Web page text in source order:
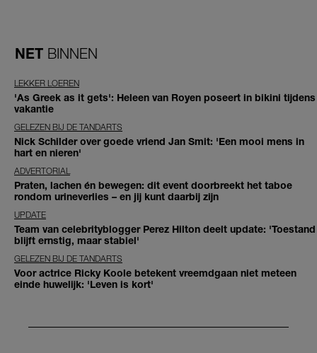
NET BINNEN
LEKKER LOEREN
'As Greek as it gets': Heleen van Royen poseert in bikini tijdens
vakantie
GELEZEN BIJ DE TANDARTS
Nick Schilder over goede vriend Jan Smit: 'Een mooi mens in
hart en nieren'
ADVERTORIAL
Praten, lachen én bewegen: dit event doorbreekt het taboe
rondom urineverlies – en jij kunt daarbij zijn
UPDATE
Team van celebrityblogger Perez Hilton deelt update: 'Toestand
blijft ernstig, maar stabiel'
GELEZEN BIJ DE TANDARTS
Voor actrice Ricky Koole betekent vreemdgaan niet meteen
einde huwelijk: 'Leven is kort'